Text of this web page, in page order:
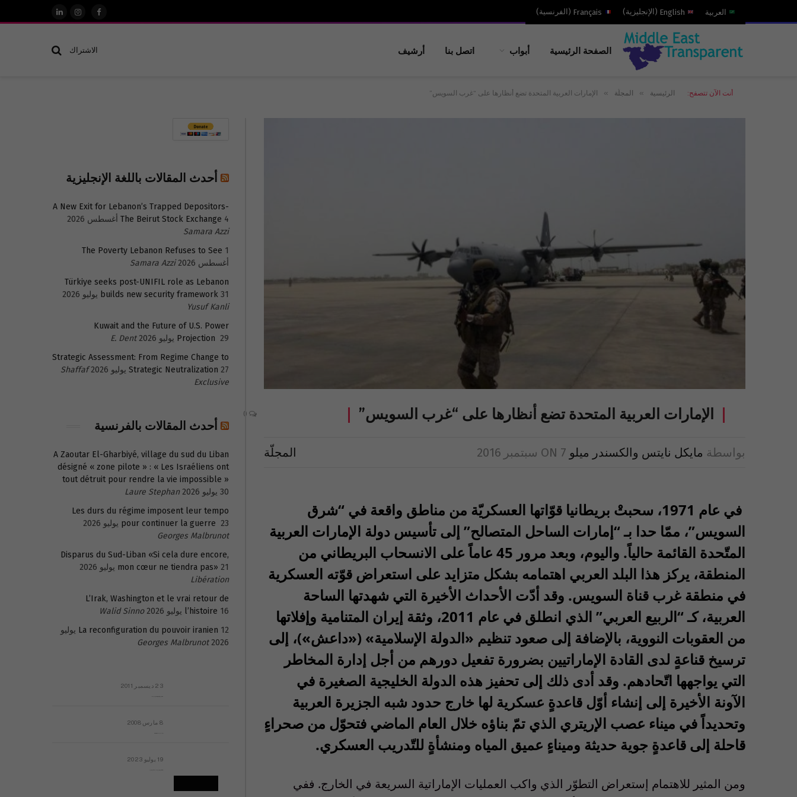
العربية English
( الإنجليزية)
Français
( الفرنسية)
فيسبوكالانستغرام
لينكدإن
الصفحة الرئيسية أبواب اتصل بنا أرشيف الاشتراك
أنت الآن تتصفح: الرئيسية » المجلّة » الإمارات العربية المتحدة تضع أنظارها على “غرب السويس”
الإمارات العربية المتحدة تضع أنظارها على “غرب السويس”
بواسطة مايكل نايتس والكسندر ميلو ON 7 سبتمبر 2016 المجلّة
في عام 1971، سحبتْ بريطانيا قوّاتها العسكريّة من مناطق واقعة في “شرق
السويس”، ممّا حدا بـ “إمارات الساحل المتصالح” إلى تأسيس دولة الإمارات العربية
المتّحدة القائمة حالياً. واليوم، وبعد مرور 45 عاماً على الانسحاب البريطاني من
المنطقة، يركز هذا البلد العربي اهتمامه بشكل متزايد على استعراض قوّته العسكرية
في منطقة غرب قناة السويس. وقد أدّت الأحداث الأخيرة التي شهدتها الساحة
العربية، كـ “الربيع العربي” الذي انطلق في عام 2011، وثقة إيران المتنامية وإفلاتها
من العقوبات النووية، بالإضافة إلى صعود تنظيم «الدولة الإسلامية» («داعش»)، إلى
ترسيخ قناعةٍ لدى القادة الإماراتيين بضرورة تفعيل دورهم من أجل إدارة المخاطر
التي يواجهها اتّحادهم. وقد أدى ذلك إلى تحفيز هذه الدولة الخليجية الصغيرة في
الآونة الأخيرة إلى إنشاء أوّل قاعدةٍ عسكرية لها خارج حدود شبه الجزيرة العربية
وتحديداً في ميناء عصب الإريتري الذي تمّ بناؤه خلال العام الماضي فتحوّل من صحراءٍ
قاحلة إلى قاعدةٍ جوية حديثة وميناءٍ عميق المياه ومنشأةٍ للتّدريب العسكري.
ومن المثير للاهتمام إستعراض التطوّر الذي واكب العمليات الإماراتية السريعة في الخارج. ففي
أحدث المقالات باللغة الإنجليزية
A New Exit for Lebanon’s Trapped Depositors-
The Beirut Stock Exchange 4 أغسطس 2026
Samara Azzi
The Poverty Lebanon Refuses to See 1
أغسطس 2026
Samara Azzi
Türkiye seeks post-UNIFIL role as Lebanon
builds new security framework 31 يوليو 2026
Yusuf Kanli
Kuwait and the Future of U.S. Power
Projection 29 يوليو 2026
E. Dent
Strategic Assessment: From Regime Change to
Strategic Neutralization 27 يوليو 2026
Shaffaf
Exclusive
أحدث المقالات بالفرنسية
A Zaoutar El-Gharbiyé, village du sud du Liban
désigné « zone pilote » : « Les Israéliens ont
tout détruit pour rendre la vie impossible »
30 يوليو 2026
Laure Stephan
Les durs du régime imposent leur tempo
pour continuer la guerre 23 يوليو 2026
Georges Malbrunot
Disparus du Sud-Liban «Si cela dure encore,
mon cœur ne tiendra pas» 21 يوليو 2026
Libération
L’Irak, Washington et le vrai retour de
l’histoire 16 يوليو 2026
Walid Sinno
La reconfiguration du pouvoir iranien 12 يوليو
2026
Georges Malbrunot
23 ديسمبر 2011
8 مارس 2008
19 يوليو 2023